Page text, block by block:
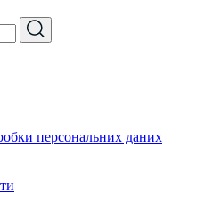
персональних даних